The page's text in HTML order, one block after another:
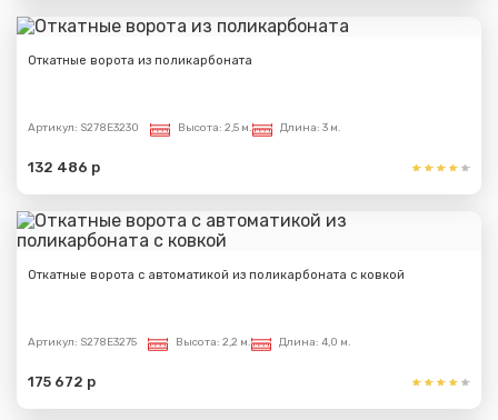
Откатные ворота из поликарбоната
Артикул: S278E3230 Высота: 2,5 м. Длина: 3 м.
132 486 р
Откатные ворота с автоматикой из поликарбоната с ковкой
Артикул: S278E3275 Высота: 2,2 м. Длина: 4,0 м.
175 672 р